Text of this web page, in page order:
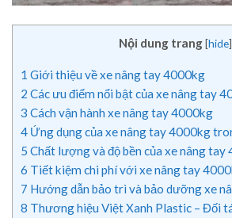
Nội dung trang [hide]
1 Giới thiệu về xe nâng tay 4000kg
2 Các ưu điểm nổi bật của xe nâng tay
3 Cách vận hành xe nâng tay 4000kg
4 Ứng dụng của xe nâng tay 4000kg
5 Chất lượng và độ bền của xe nâng tay
6 Tiết kiệm chi phí với xe nâng tay
7 Hướng dẫn bảo trì và bảo dưỡng xe
8 Thương hiệu Việt Xanh Plastic – Đối